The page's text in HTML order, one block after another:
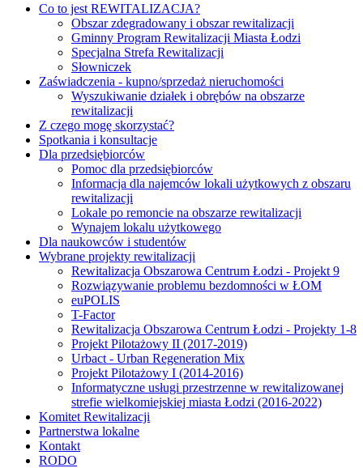
Co to jest REWITALIZACJA?
Obszar zdegradowany i obszar rewitalizacji
Gminny Program Rewitalizacji Miasta Łodzi
Specjalna Strefa Rewitalizacji
Słowniczek
Zaświadczenia - kupno/sprzedaż nieruchomości
Wyszukiwanie działek i obrębów na obszarze
rewitalizacji
Z czego mogę skorzystać?
Spotkania i konsultacje
Dla przedsiębiorców
Pomoc dla przedsiębiorców
Informacja dla najemców lokali użytkowych z obszaru
rewitalizacji
Lokale po remoncie na obszarze rewitalizacji
Wynajem lokalu użytkowego
Dla naukowców i studentów
Wybrane projekty rewitalizacji
Rewitalizacja Obszarowa Centrum Łodzi - Projekt 9
Rozwiązywanie problemu bezdomności w ŁOM
euPOLIS
T-Factor
Rewitalizacja Obszarowa Centrum Łodzi - Projekty 1-8
Projekt Pilotażowy II (2017-2019)
Urbact - Urban Regeneration Mix
Projekt Pilotażowy I (2014-2016)
Informatyczne usługi przestrzenne w rewitalizowanej
strefie wielkomiejskiej miasta Łodzi (2016-2022)
Komitet Rewitalizacji
Partnerstwa lokalne
Kontakt
RODO